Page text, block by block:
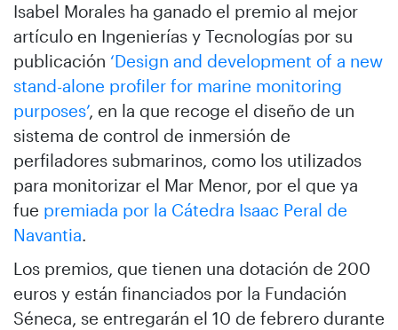
Isabel Morales ha ganado el premio al mejor
artículo en Ingenierías y Tecnologías por su
publicación ‘Design and development of a new
stand-alone profiler for marine monitoring
purposes’, en la que recoge el diseño de un
sistema de control de inmersión de
perfiladores submarinos, como los utilizados
para monitorizar el Mar Menor, por el que ya
fue premiada por la Cátedra Isaac Peral de
Navantia.
Los premios, que tienen una dotación de 200
euros y están financiados por la Fundación
Séneca, se entregarán el 10 de febrero durante